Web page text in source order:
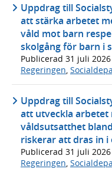
Uppdrag till
att stärka arbetet
våld mot barn
skolgång för barn i
Publicerad 31 juli 2026
Regeringen,
Uppdrag till
att utveckla
våldsutsatthet
riskerar att dras in
Publicerad 31 juli 2026
Regeringen